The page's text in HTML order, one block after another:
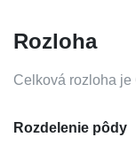
Rozloha
Celková rozloha je
Rozdelenie pôdy